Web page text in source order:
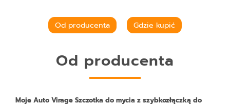
Od producenta Gdzie kupić
Od producenta
Moje Auto Virage Szczotka do mycia z szybkozłączką do